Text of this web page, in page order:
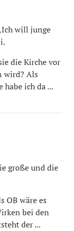
will junge
die Kirche vor
wird? Als
habe ich da ...
große und die
OB wäre es
bei den
der ...